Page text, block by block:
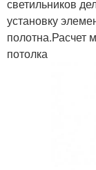
светильников
установку
полотна.Расчет
потолка